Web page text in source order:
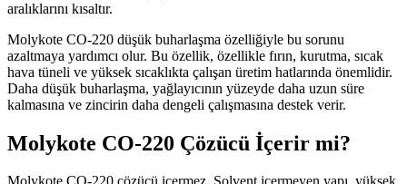
aralıklarını kısaltır.
Molykote CO-220 düşük buharlaşma özelliğiyle bu sorunu
azaltmaya yardımcı olur. Bu özellik, özellikle fırın, kurutma, sıcak
hava tüneli ve yüksek sıcaklıkta çalışan üretim hatlarında önemlidir.
Daha düşük buharlaşma, yağlayıcının yüzeyde daha uzun süre
kalmasına ve zincirin daha dengeli çalışmasına destek verir.
Molykote CO-220 Çözücü İçerir mi?